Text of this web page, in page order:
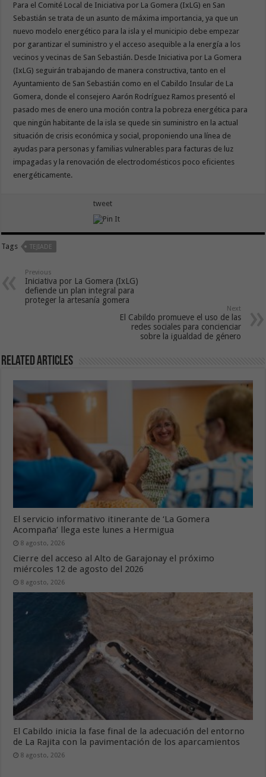
Para el Comité Local de Iniciativa por La Gomera (IxLG) en San
Sebastián se trata de un asunto de máxima importancia, ya que un
nuevo modelo energético para la isla y el municipio debe empezar
por garantizar el suministro y el acceso asequible a la energía a los
vecinos y vecinas de San Sebastián. Desde Iniciativa por La Gomera
(IxLG) seguirán trabajando de manera constructiva, tanto en el
Ayuntamiento de San Sebastián como en el Cabildo Insular de La
Gomera, donde el consejero Aarón Rodríguez Ramos presentó el
pasado mes de enero una moción contra la pobreza energética para
que ningún habitante de la isla se quede sin suministro en la actual
situación de crisis económica y social, proponiendo una línea de
ayudas para personas y familias vulnerables para facturas de luz
impagadas y la renovación de electrodomésticos poco eficientes
energéticamente.
tweet
Tags TEJIADE
Previous
Iniciativa por La Gomera (IxLG)
defiende un plan integral para
proteger la artesanía gomera
Next
El Cabildo promueve el uso de las
redes sociales para concienciar
sobre la igualdad de género
Related Articles
El servicio informativo itinerante de ‘La Gomera
Acompaña’ llega este lunes a Hermigua
8 agosto, 2026
Cierre del acceso al Alto de Garajonay el próximo
miércoles 12 de agosto del 2026
8 agosto, 2026
El Cabildo inicia la fase final de la adecuación del entorno
de La Rajita con la pavimentación de los aparcamientos
8 agosto, 2026